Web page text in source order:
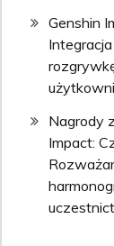
Genshin
Nagrody
Impact: